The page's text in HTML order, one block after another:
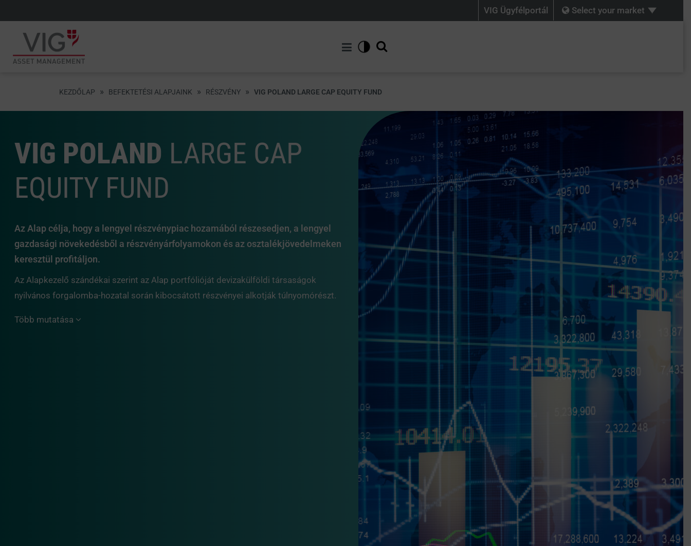
VIG Ügyfélportál Select your market
KEZDŐLAP » BEFEKTETÉSI ALAPJAINK » RÉSZVÉNY » VIG POLAND LARGE CAP EQUITY FUND
VIG POLAND LARGE CAP
EQUITY FUND
Az Alap célja, hogy a lengyel részvénypiac hozamából részesedjen, a lengyel
gazdasági növekedésből a részvényárfolyamokon és az osztalékjövedelmeken
keresztül profitáljon.
Az Alapkezelő szándékai szerint az Alap portfólióját devizakülföldi társaságok
nyilvános forgalomba-hozatal során kibocsátott részvényei alkotják túlnyomórészt.
Több mutatása